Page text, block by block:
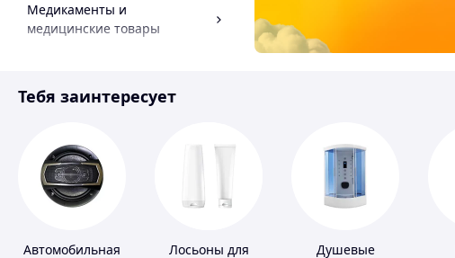
Медикаменты и
медицинские товары
Инструмент
Тебя заинтересует
Автомобильная
Лосьоны для
Душевые